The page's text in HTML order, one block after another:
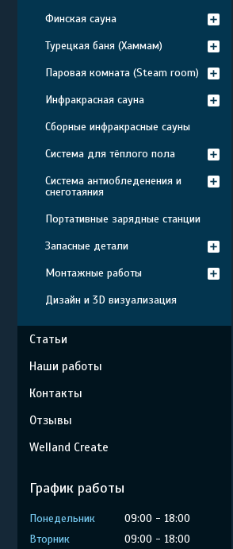
Финская сауна
Турецкая баня (Хаммам)
Паровая комната (Steam room)
Инфракрасная сауна
Сборные инфракрасные сауны
Система для тёплого пола
Система антиобледенения и
снеготаяния
Портативные зарядные станции
Запасные детали
Монтажные работы
Дизайн и 3D визуализация
Статьи
Наши работы
Контакты
Отзывы
Welland Create
График работы
Понедельник 09:00
18:00
Вторник
09:00
18:00